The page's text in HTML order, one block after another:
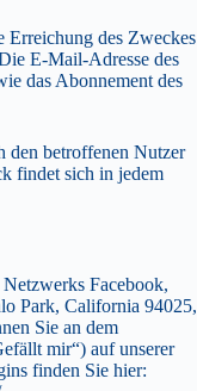
Erreichung des Zweckes
E-Mail-Adresse des
das Abonnement des
den betroffenen Nutzer
findet sich in jedem
Facebook,
Park, California 94025,
Sie an dem
mir“) auf unserer
finden Sie hier: